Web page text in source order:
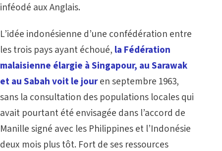
inféodé aux Anglais.
L’idée indonésienne d’une confédération entre
les trois pays ayant échoué, la Fédération
malaisienne élargie à Singapour, au Sarawak
et au Sabah voit le jouren septembre 1963,
sans la consultation des populations locales qui
avait pourtant été envisagée dans l’accord de
Manille signé avec les Philippines et l’Indonésie
deux mois plus tôt. Fort de ses ressources